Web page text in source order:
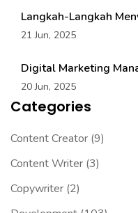
Langkah-Langkah
21 Jun, 2025
Digital Marketing
20 Jun, 2025
Categories
Content Creator (9)
Content Writer (3)
Copywriter (2)